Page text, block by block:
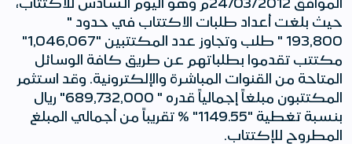
حيث بلغت أعداد طلبات الاكتتاب في حدود "
193,800 " طلب وتجاوز عدد المكتتبين "1,046,067"
مكتتب تقدموا بطلباتهم عن طريق كافة الوسائل
المتاحة من القنوات المباشرة والإلكترونية. وقد استثمر
المكتتبون مبلغاً إجمالياً قدره " 689,732,000" ريال
بنسبة تغطية "1149.55" % تقريباً من أجمالي المبلغ
المطروح للإكتتاب.